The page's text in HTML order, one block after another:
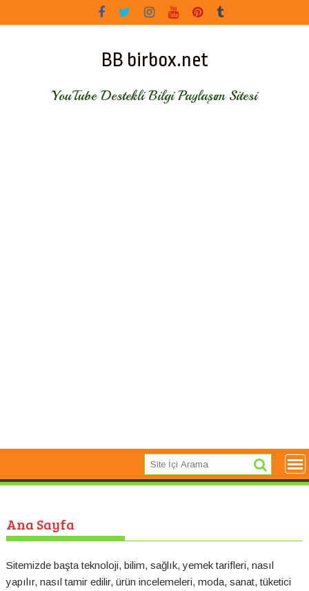
to
BB birbox.net
YouTube Destekli Bilgi Paylaşım Sitesi
Ana Sayfa
Sitemizde başta teknoloji,bilim,sağlık,yemek tarifleri,nasıl
yapılır,nasıl tamir edilir,ürün incelemeleri, moda, sanat, tüketici